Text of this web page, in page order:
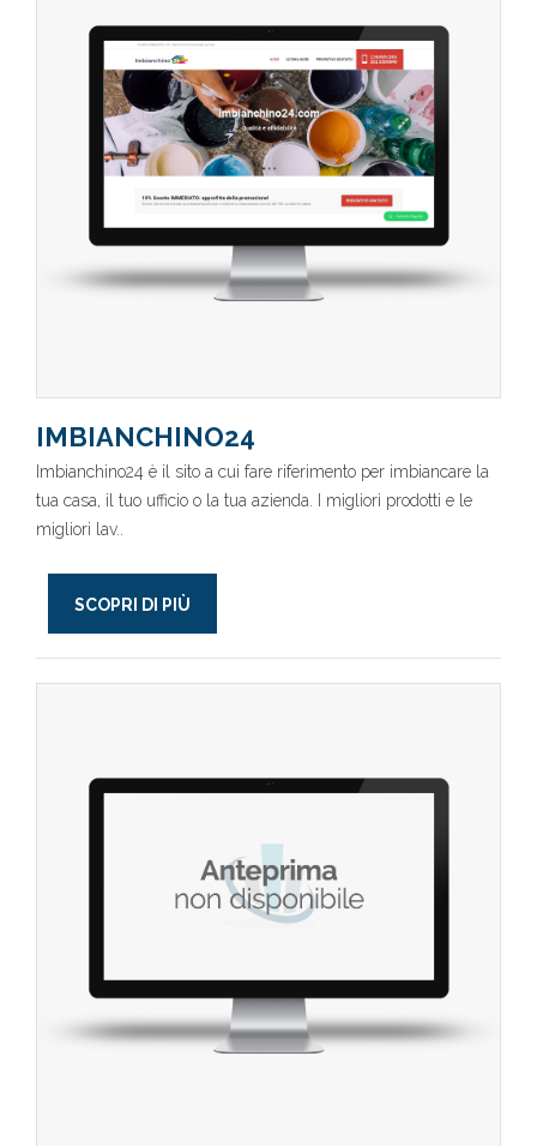
IMBIANCHINO24
Imbianchino24 è il sito a cui fare riferimento per imbiancare la
tua casa, il tuo ufficio o la tua azienda. I migliori prodotti e le
migliori lav..
SCOPRI DI PIÙ